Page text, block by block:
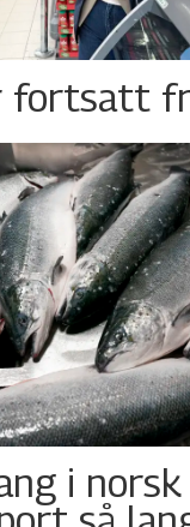
fortsatt
i norsk